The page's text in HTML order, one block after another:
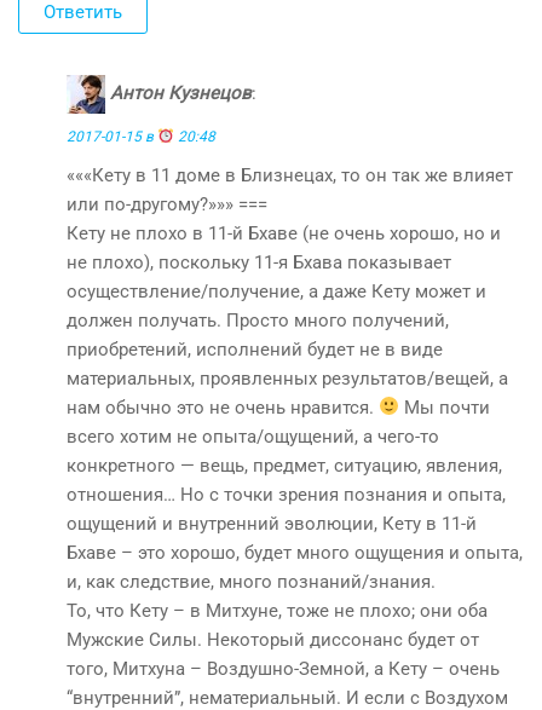
Ответить
Антон Кузнецов:
2017-01-15 в 20:48
«««Кету в 11 доме в Близнецах, то он так же влияет
или по-другому?»»» ===
Кету не плохо в 11-й Бхаве (не очень хорошо, но и
не плохо), поскольку 11-я Бхава показывает
осуществление/получение, а даже Кету может и
должен получать. Просто много получений,
приобретений, исполнений будет не в виде
материальных, проявленных результатов/вещей, а
нам обычно это не очень нравится.
Мы почти
всего хотим не опыта/ощущений, а чего-то
конкретного — вещь, предмет, ситуацию, явления,
отношения… Но с точки зрения познания и опыта,
ощущений и внутренний эволюции, Кету в 11-й
Бхаве – это хорошо, будет много ощущения и опыта,
и, как следствие, много познаний/знания.
То, что Кету – в Митхуне, тоже не плохо; они оба
Мужские Силы. Некоторый диссонанс будет от
того, Митхуна – Воздушно-Земной, а Кету – очень
“внутренний”, нематериальный. И если с Воздухом